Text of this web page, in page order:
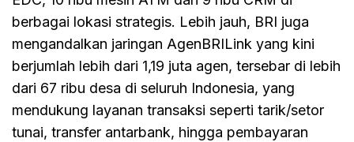
berbagai lokasi strategis. Lebih jauh, BRI juga
mengandalkan jaringan AgenBRILink yang kini
berjumlah lebih dari 1,19 juta agen, tersebar di lebih
dari 67 ribu desa di seluruh Indonesia, yang
mendukung layanan transaksi seperti tarik/setor
tunai, transfer antarbank, hingga pembayaran